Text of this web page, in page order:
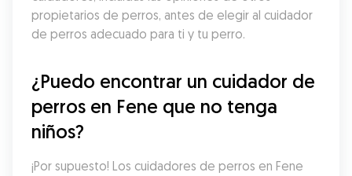
propietarios de perros, antes de elegir al cuidador
de perros adecuado para ti y tu perro.
¿Puedo encontrar un cuidador de
perros en Fene que no tenga
niños?
¡Por supuesto! Los cuidadores de perros en Fene